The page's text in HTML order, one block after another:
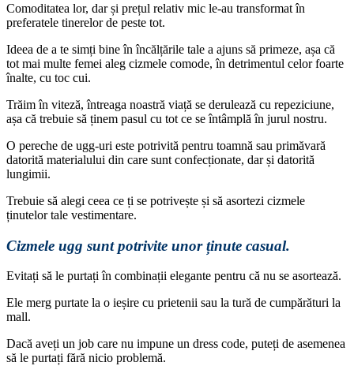
Comoditatea lor, dar și prețul relativ mic le-au transformat în
preferatele tinerelor de peste tot.
Ideea de a te simți bine în încălțările tale a ajuns să primeze, așa că
tot mai multe femei aleg cizmele comode, în detrimentul celor foarte
înalte, cu toc cui.
Trăim în viteză, întreaga noastră viață se derulează cu repeziciune,
așa că trebuie să ținem pasul cu tot ce se întâmplă în jurul nostru.
O pereche de ugg-uri este potrivită pentru toamnă sau primăvară
datorită materialului din care sunt confecționate, dar și datorită
lungimii.
Trebuie să alegi ceea ce ți se potrivește și să asortezi cizmele
ținutelor tale vestimentare.
Cizmele ugg sunt potrivite unor ținute casual.
Evitați să le purtați în combinații elegante pentru că nu se asortează.
Ele merg purtate la o ieșire cu prietenii sau la tură de cumpărături la
mall.
Dacă aveți un job care nu impune un dress code, puteți de asemenea
să le purtați fără nicio problemă.